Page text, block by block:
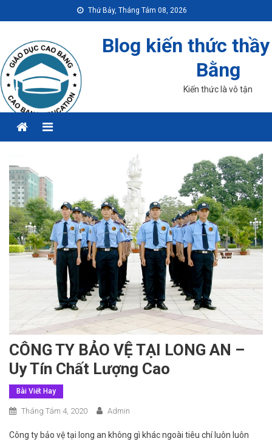
to
Thứ Bảy, Tháng Tám 08, 2026
Blog kiến thức
Bằng
Kiến thức là vô tận
Menu
CÔNG TY BẢO VỆ TẠI LONG AN –
Uy Tín Chất Lượng Cao‎
Bài Viết Hay
Tháng Tám 4, 2020 Admin
Công ty bảo vệ tại long an không gì khác ngoài tiêu chí luôn luôn